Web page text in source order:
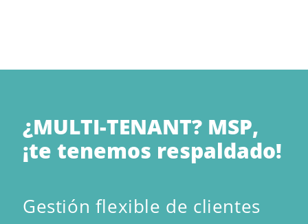
¿MULTI-TENANT? MSP,
¡te tenemos respaldado!
Gestión flexible de clientes